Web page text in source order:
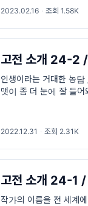
2023.02.16 · 조회 1.58K
고전 소개 24-2 /
인생이라는 거대한 농
맷이 좀 더 눈에 잘 들어
2022.12.31 · 조회 2.31K
고전 소개 24-1 /
작가의 이름을 전 세계